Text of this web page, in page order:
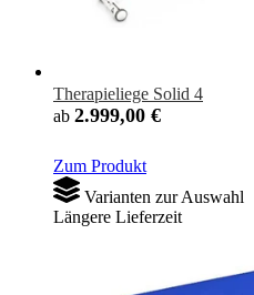
Therapieliege Solid 4
ab 2.999,00 €
Zum Produkt
Varianten zur Auswahl
Längere Lieferzeit